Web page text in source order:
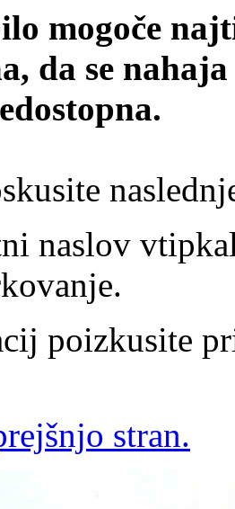
mogoče
da se
naslov
poizkusite
stran.